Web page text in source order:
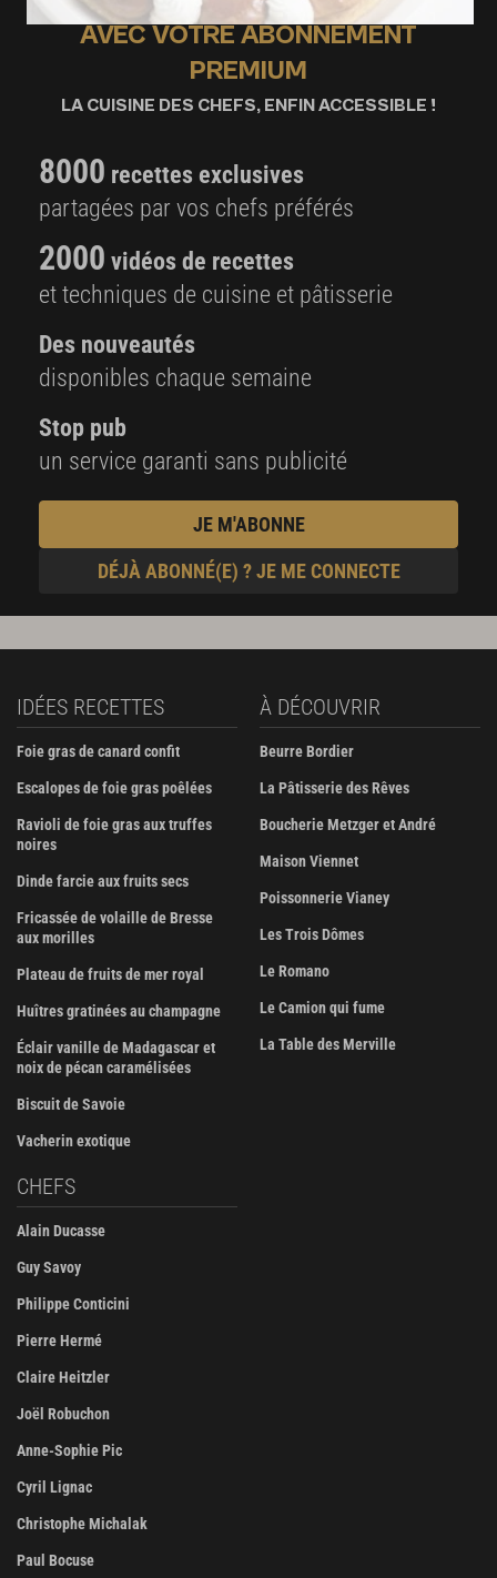
AVEC VOTRE ABONNEMENT
PREMIUM
LA CUISINE DES CHEFS, ENFIN ACCESSIBLE !
8000 recettes exclusives
partagées par vos chefs préférés
2000 vidéos de recettes
et techniques de cuisine et pâtisserie
Des nouveautés
disponibles chaque semaine
Stop pub
un service garanti sans publicité
JE M'ABONNE
DÉJÀ ABONNÉ(E) ? JE ME CONNECTE
IDÉES RECETTES
Foie gras de canard confit
Escalopes de foie gras poêlées
Ravioli de foie gras aux truffes
noires
Dinde farcie aux fruits secs
Fricassée de volaille de Bresse
aux morilles
Plateau de fruits de mer royal
Huîtres gratinées au champagne
Éclair vanille de Madagascar et
noix de pécan caramélisées
Biscuit de Savoie
Vacherin exotique
À DÉCOUVRIR
Beurre Bordier
La Pâtisserie des Rêves
Boucherie Metzger et André
Maison Viennet
Poissonnerie Vianey
Les Trois Dômes
Le Romano
Le Camion qui fume
La Table des Merville
CHEFS
Alain Ducasse
Guy Savoy
Philippe Conticini
Pierre Hermé
Claire Heitzler
Joël Robuchon
Anne-Sophie Pic
Cyril Lignac
Christophe Michalak
Paul Bocuse